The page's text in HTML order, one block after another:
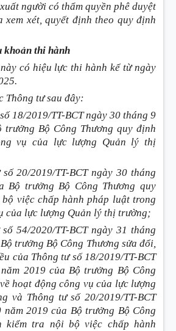
người có thẩm quyền phê duyệt
xem xét, quyết định theo quy định
khoản thi hành
có hiệu lực thi hành kể từ ngày
Thông tư sau đây:
18/2019/TT-BCT ngày 30 tháng 9
trưởng Bộ Công Thương quy định
vụ của lực lượng Quản lý thị
20/2019/TT-BCT ngày 30 tháng
Bộ trưởng Bộ Công Thương quy
việc chấp hành pháp luật trong
của lực lượng Quản lý thị trường;
54/2020/TT-BCT ngày 31 tháng
trưởng Bộ Công Thương sửa đổi,
của Thông tư số 18/2019/TT-BCT
2019 của Bộ trưởng Bộ Công
hoạt động công vụ của lực lượng
và Thông tư số 20/2019/TT-BCT
2019 của Bộ trưởng Bộ Công
kiểm tra nội bộ việc chấp hành